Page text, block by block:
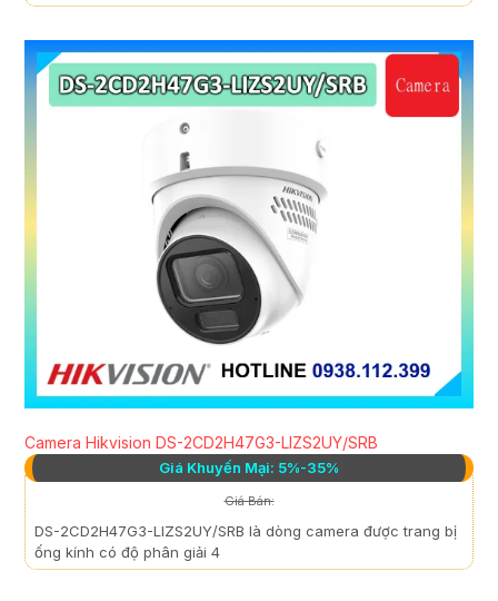
Camera Hikvision DS-2CD2H47G3-LIZS2UY/SRB
Giá Khuyến Mại: 5%-35%
Giá Bán:
DS-2CD2H47G3-LIZS2UY/SRB là dòng camera được trang bị
ống kính có độ phân giải 4